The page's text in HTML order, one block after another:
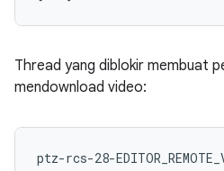
Thread yang diblokir membuat
mendownload video:
ptz-rcs-28-